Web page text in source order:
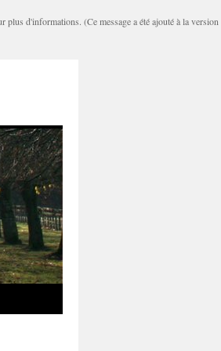
plus d'informations. (Ce message a été ajouté à la version